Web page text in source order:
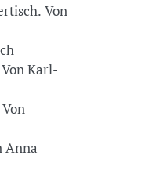
Von
Karl-
Anna